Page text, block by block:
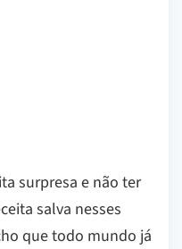
surpresa e não ter
salva nesses
que todo mundo já